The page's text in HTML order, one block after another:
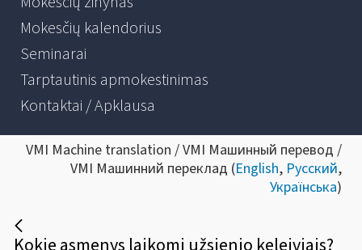
Mokesčių kalendorius
Seminarai
Tarptautinis apmokestinimas
Kontaktai / Apklausa
VMI Machine translation / VMI Машинный перевод /
VMI Машинний переклад (English, Русский,
Українська)